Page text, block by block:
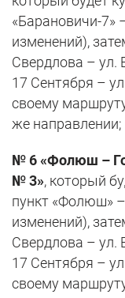
«Барановичи-
изменений),
Свердлова – ул.
17 Сентября –
своему
же направлении;
№ 6 «Фолюш –
№ 3», который
пункт «Фолюш»
изменений),
Свердлова – ул.
17 Сентября –
своему